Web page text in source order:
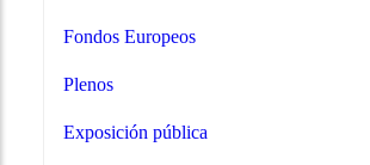
Fondos Europeos
Plenos
Exposición pública